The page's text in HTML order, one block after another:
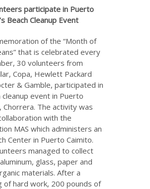
participate in Puerto
Beach Cleanup Event
of the “Month of
that is celebrated every
30 volunteers from
Copa, Hewlett Packard
& Gamble, participated in
cleanup event in Puerto
Chorrera. The activity was
with the
MAS which administers an
Center in Puerto Caimito.
managed to collect
glass, paper and
materials. After a
of hard work, 200 pounds of